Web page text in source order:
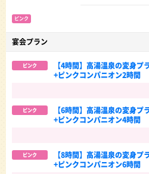
ピンク
宴会プラン
ピンク
【4時間】高湯温泉の変身
+ピンクコンパニオン2時間
ピンク
【6時間】高湯温泉の変身
+ピンクコンパニオン4時間
ピンク
【8時間】高湯温泉の変身
+ピンクコンパニオン6時間